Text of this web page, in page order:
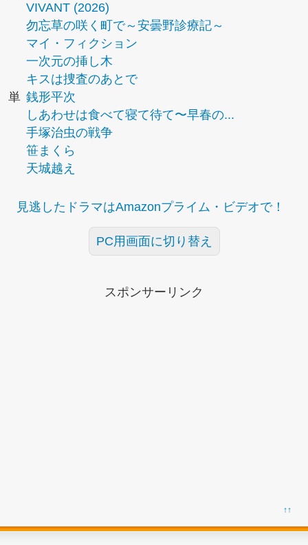
VIVANT (2026)
勿忘草の咲く町で～安曇野診療記～
マイ・フィクション
一次元の挿し木
キスは捜査のあとで
単 銭形平次
しあわせは食べて寝て待て〜早春の...
手塚治虫の戦争
笹まくら
天城越え
見逃したドラマはAmazonプライム・ビデオで！
PC用画面に切り替え
スポンサーリンク
↑↑